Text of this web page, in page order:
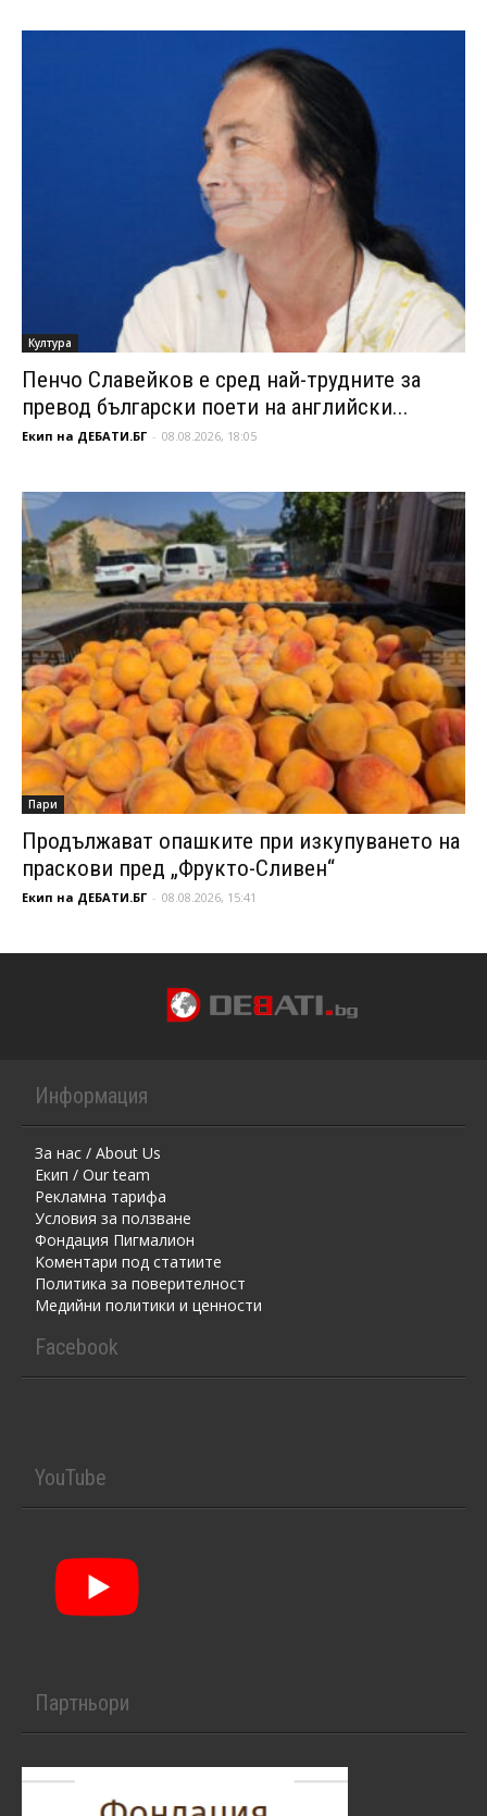
Култура
Пенчо Славейков е сред най-трудните за
превод български поети на английски...
Екип на ДЕБАТИ.БГ - 08.08.2026, 18:05
Пари
Продължават опашките при изкупуването на
праскови пред „Фрукто-Сливен“
Екип на ДЕБАТИ.БГ - 08.08.2026, 15:41
Информация
За нас / About Us
Екип / Our team
Рекламна тарифа
Условия за ползване
Фондация Пигмалион
Kоментaри под статиите
Политика за поверителност
Медийни политики и ценности
Facebook
YouTube
Партньори